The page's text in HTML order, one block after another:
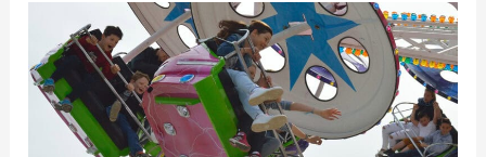
fotografeer
je
bewegende
onderwerpen